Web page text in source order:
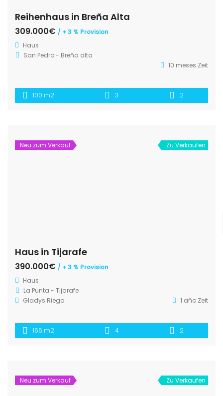
Reihenhaus in Breña Alta
309.000€ / + 3 % Provision
Haus
San Pedro - Breña alta
10 meses Zeit
100 m2 3 2
Neu zum Verkauf Zu Verkaufen
Haus in Tijarafe
390.000€ / + 3 % Provision
Haus
La Punta - Tijarafe
Gladys Riego
1 año Zeit
166 m2 4 2
Neu zum Verkauf Zu Verkaufen